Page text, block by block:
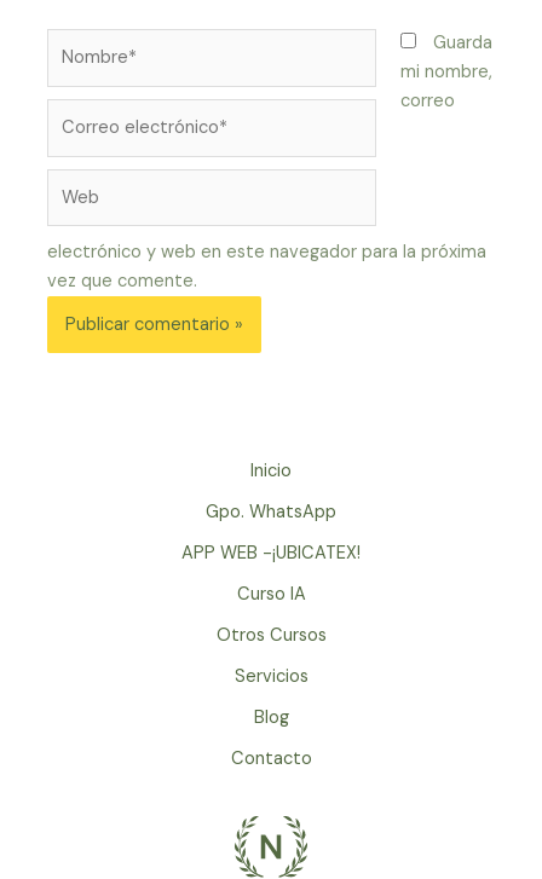
electrónico*
Guarda
mi nombre,
correo
electrónico y web en este navegador para la próxima
vez que comente.
Inicio
Gpo. WhatsApp
APP WEB -¡UBICATEX!
Curso IA
Otros Cursos
Servicios
Blog
Contacto